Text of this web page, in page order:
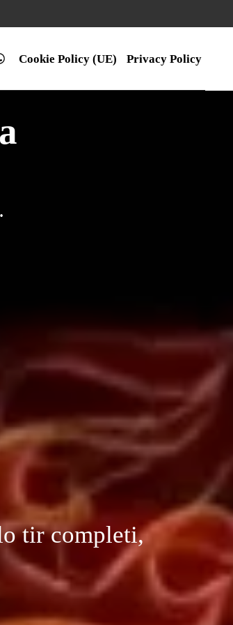
Cookie Policy (UE) Privacy Policy
tir completi,